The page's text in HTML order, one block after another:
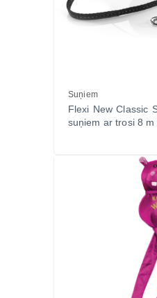
Suņiem
Flexi New Classic
suņiem ar trosi 8